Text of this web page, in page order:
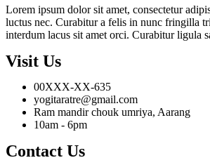
Lorem ipsum dolor sit amet, consectetur
luctus nec. Curabitur a felis in nunc fringilla
interdum lacus sit amet orci. Curabitur ligula
Visit Us
00XXX-XX-635
yogitaratre@gmail.com
Ram mandir chouk umriya, Aarang
10am - 6pm
Contact Us